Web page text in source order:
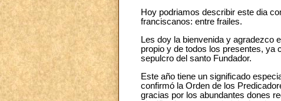
Hoy podriamos describir este dia
franciscanos: entre frailes.
Les doy la bienvenida y agradezco
propio y de todos los presentes, ya
sepulcro del santo Fundador.
Este año tiene un significado
confirmó la Orden de los
gracias por los abundantes dones